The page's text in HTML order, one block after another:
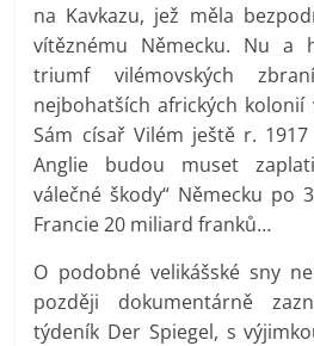
na Kavkazu, jež měla
vítěznému Německu. Nu a
triumf vilémovských
nejbohatších afrických kolonií
Sám císař Vilém ještě r. 1917
Anglie budou muset
válečné škody“ Německu po
Francie 20 miliard franků…
O podobné velikášské sny
později dokumentárně
týdeník Der Spiegel, s